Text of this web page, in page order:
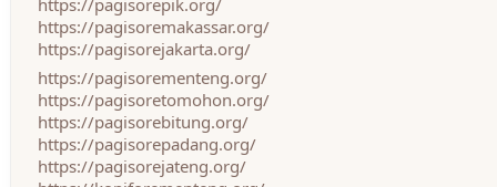
https://pagisoremakassar.org/
https://pagisorejakarta.org/
https://pagisorementeng.org/
https://pagisoretomohon.org/
https://pagisorebitung.org/
https://pagisorepadang.org/
https://pagisorejateng.org/